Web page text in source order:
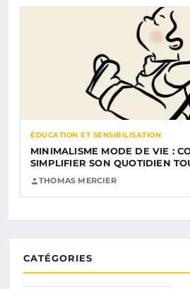
ÉDUCATION ET SENSIBILISATION
MINIMALISME MODE DE VIE :
SIMPLIFIER SON QUOTIDIEN
THOMAS MERCIER
CATÉGORIES